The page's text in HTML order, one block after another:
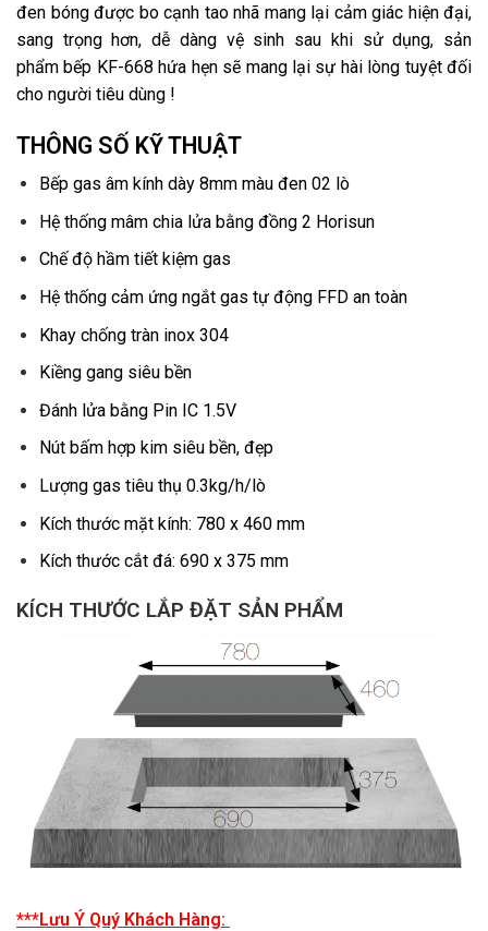
đen bóng được bo cạnh tao nhã mang lại cảm giác hiện đại,
sang trọng hơn, dễ dàng vệ sinh sau khi sử dụng, sản
phẩm bếp KF-668 hứa hẹn sẽ mang lại sự hài lòng tuyệt đối
cho người tiêu dùng !
THÔNG SỐ KỸ THUẬT
Bếp gas âm kính dày 8mm màu đen 02 lò
Hệ thống mâm chia lửa bằng đồng 2 Horisun
Chế độ hầm tiết kiệm gas
Hệ thống cảm ứng ngắt gas tự động FFD an toàn
Khay chống tràn inox 304
Kiềng gang siêu bền
Đánh lửa bằng Pin IC 1.5V
Nút bấm hợp kim siêu bền, đẹp
Lượng gas tiêu thụ 0.3kg/h/lò
Kích thước mặt kính: 780 x 460 mm
Kích thước cắt đá: 690 x 375 mm
KÍCH THƯỚC LẮP ĐẶT SẢN PHẨM
***Lưu Ý Quý Khách Hàng: